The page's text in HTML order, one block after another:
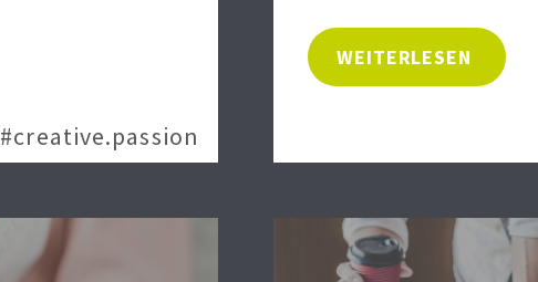
#creative.passion
WEITERLESEN